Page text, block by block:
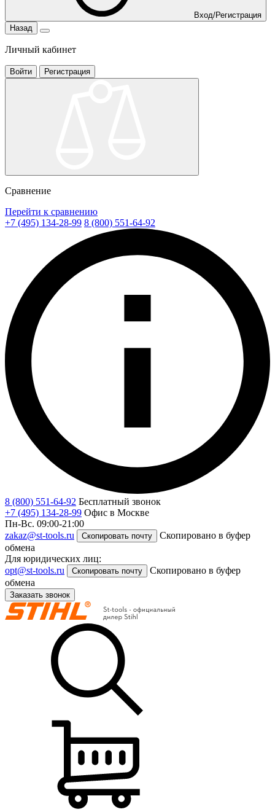
Вход/Регистрация
Назад
Личный кабинет
Войти Регистрация
Сравнение
Перейти к сравнению
+7 (495) 134-28-99 8 (800) 551-64-92
8 (800) 551-64-92 Бесплатный звонок
+7 (495) 134-28-99 Офис в Москве
Пн-Вс. 09:00-21:00
zakaz@st-tools.ru
Скопировать почту
Скопировано в буфер
обмена
Для юридических лиц:
opt@st-tools.ru
Скопировать почту
Скопировано в буфер
обмена
Заказать звонок